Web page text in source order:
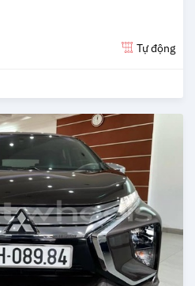
Tự động